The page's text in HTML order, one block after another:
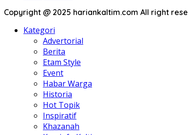
Copyright @ 2025 hariankaltim.com All right
Kategori
Advertorial
Berita
Etam Style
Event
Habar Warga
Historia
Hot Topik
Inspiratif
Khazanah